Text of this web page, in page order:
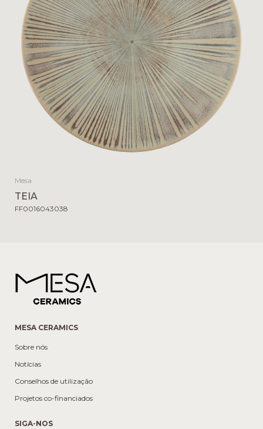
Mesa
TEIA
FF0016043038
MESA CERAMICS
Sobre nós
Notícias
Conselhos de utilização
Projetos co-financiados
SIGA-NOS